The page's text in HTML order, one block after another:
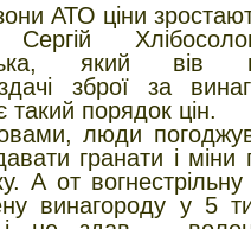
АТО ціни
Сергій
який вів
зброї за
такий порядок цін.
люди
гранати і міни
А от
винагороду у 5